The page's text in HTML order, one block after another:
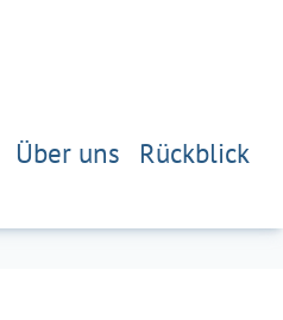
Über uns Rückblick